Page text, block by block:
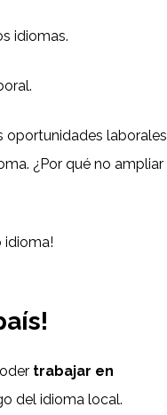
idiomas.
oportunidades laborales
¿Por qué no ampliar
idioma!
trabajar en
del idioma local.